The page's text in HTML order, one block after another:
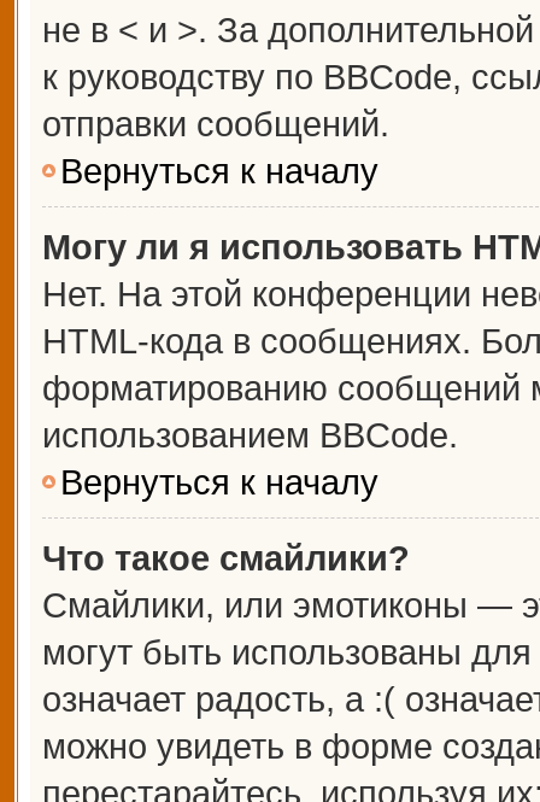
не в < и >. За
к руководству по BBCode,
отправки сообщений.
Вернуться к началу
Могу ли я использовать
Нет. На этой конференции
HTML-кода в сообщениях.
форматированию сообщений
использованием BBCode.
Вернуться к началу
Что такое смайлики?
Смайлики, или эмотиконы —
могут быть использованы
означает радость, а :(
можно увидеть в форме
перестарайтесь, используя